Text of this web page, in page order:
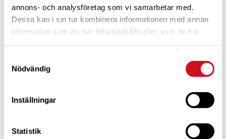
annons- och analysföretag som vi samarbetar med.
Dessa kan i sin tur kombinera informationen med annan
information som du har tillhandahållit eller som de har
Nödvändig
Inställningar
Statistik
För dig som är blivande ny medlemTa del av alla förmåner.
Bli medlem idag.